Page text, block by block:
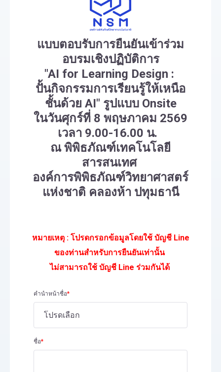
แบบตอบรับการยืนยันเข้าร่วม
อบรมเชิงปฏิบัติการ
"AI for Learning Design :
ปั้นกิจกรรมการเรียนรู้ให้เหนือ
ชั้นด้วย AI" รูปแบบ Onsite
ในวันศุกร์ที่ 8 พฤษภาคม 2569
เวลา 9.00-16.00 น.
ณ พิพิธภัณฑ์เทคโนโลยี
สารสนเทศ
องค์การพิพิธภัณฑ์วิทยาศาสตร์
แห่งชาติ คลองห้า ปทุมธานี
หมายเหตุ : โปรดกรอกข้อมูลโดยใช้ บัญชี Line
ของท่านสำหรับการยืนยันเท่านั้น
ไม่สามารถใช้ บัญชี Line ร่วมกันได้
คำนำหน้าชื่อ*
ชื่อ*